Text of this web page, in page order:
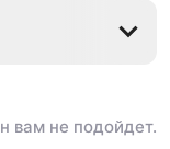
41
вам не подойдет.